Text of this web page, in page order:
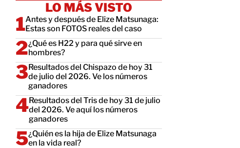
LO MÁS VISTO
Antes y después de Elize Matsunaga:
Estas son FOTOS reales del caso
¿Qué es H22 y para qué sirve en
hombres?
Resultados del Chispazo de hoy 31
de julio del 2026. Ve los números
ganadores
Resultados del Tris de hoy 31 de julio
del 2026. Ve aquí los números
ganadores
¿Quién es la hija de Elize Matsunaga
en la vida real?